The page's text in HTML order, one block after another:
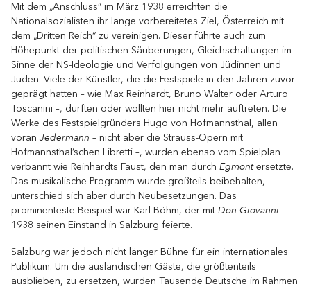
Mit dem „Anschluss“ im März 1938 erreichten die
Nationalsozialisten ihr lange vorbereitetes Ziel, Österreich mit
dem „Dritten Reich“ zu vereinigen. Dieser führte auch zum
Höhepunkt der politischen Säuberungen, Gleichschaltungen im
Sinne der NS-Ideologie und Verfolgungen von Jüdinnen und
Juden. Viele der Künstler, die die Festspiele in den Jahren zuvor
geprägt hatten – wie Max Reinhardt, Bruno Walter oder Arturo
Toscanini –, durften oder wollten hier nicht mehr auftreten. Die
Werke des Festspielgründers Hugo von Hofmannsthal, allen
voran Jedermann – nicht aber die Strauss-Opern mit
Hofmannsthal’schen Libretti –, wurden ebenso vom Spielplan
verbannt wie Reinhardts Faust, den man durch Egmontersetzte.
Das musikalische Programm wurde großteils beibehalten,
unterschied sich aber durch Neubesetzungen. Das
prominenteste Beispiel war Karl Böhm, der mit Don Giovanni
1938 seinen ­Einstand in Salzburg feierte.
Salzburg war jedoch nicht länger Bühne für ein internationales
Publikum. Um die ausländischen Gäste, die größtenteils
ausblieben, zu ersetzen, wurden Tausende Deutsche im Rahmen